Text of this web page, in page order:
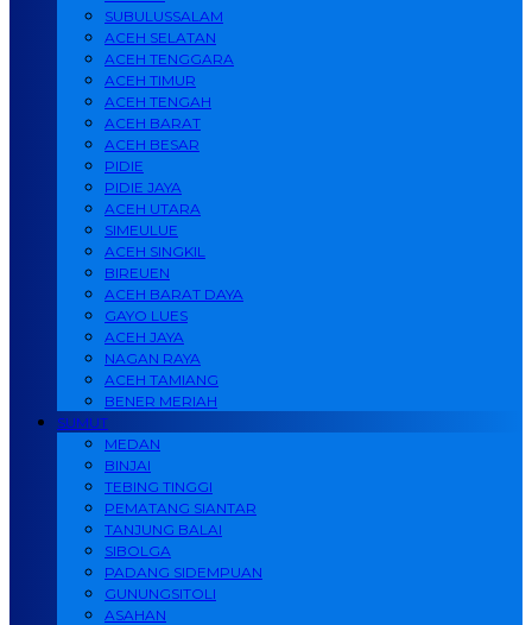
SUBULUSSALAM
ACEH SELATAN
ACEH TENGGARA
ACEH TIMUR
ACEH TENGAH
ACEH BARAT
ACEH BESAR
PIDIE
PIDIE JAYA
ACEH UTARA
SIMEULUE
ACEH SINGKIL
BIREUEN
ACEH BARAT DAYA
GAYO LUES
ACEH JAYA
NAGAN RAYA
ACEH TAMIANG
BENER MERIAH
SUMUT
MEDAN
BINJAI
TEBING TINGGI
PEMATANG SIANTAR
TANJUNG BALAI
SIBOLGA
PADANG SIDEMPUAN
GUNUNGSITOLI
ASAHAN